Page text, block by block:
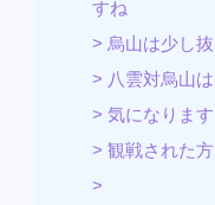
すね
> 烏山は少し
> 八雲対烏山
> 気になります
> 観戦された
>